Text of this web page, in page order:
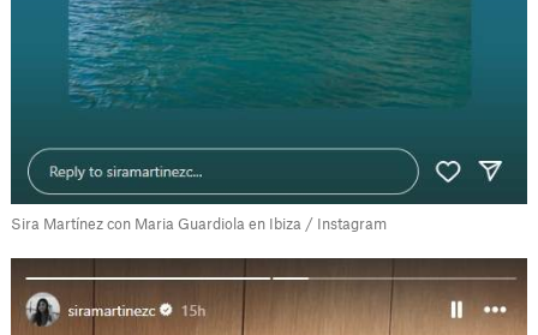
Sira Martínez con Maria Guardiola en Ibiza / Instagram